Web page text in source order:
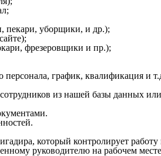
пекари, уборщики, и др.);
фрезеровщики и пр.);
график, квалификация и
из нашей базы данных
который контролирует
руководителю на рабочем